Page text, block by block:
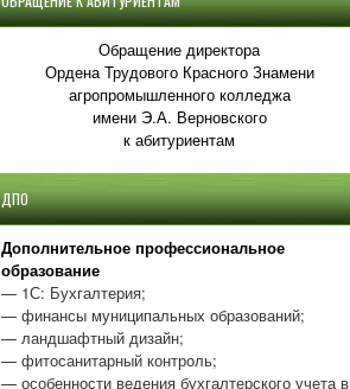
Обращение директора
Ордена Трудового Красного Знамени
агропромышленного колледжа
имени Э.А. Верновского
к абитуриентам
ДПО
Дополнительное профессиональное
образование
— 1С: Бухгалтерия;
— финансы муниципальных образований;
— ландшафтный дизайн;
— фитосанитарный контроль;
— особенности ведения бухгалтерского учета в